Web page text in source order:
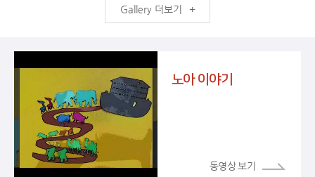
더보기
노아 이야기